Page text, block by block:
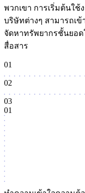
พวกเขา การเริ่มต้นใช้
บริษัทต่างๆ สามารถเข้
จัดหาทรัพยากรชั้นยอ
สื่อสาร
01
02
03
01